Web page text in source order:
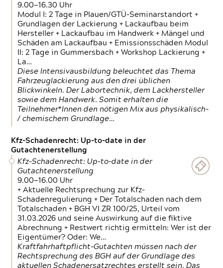
9.00—16.30 Uhr
Modul I: 2 Tage in Plauen/GTÜ-Seminarstandort +
Grundlagen der Lackierung + Lackaufbau beim
Hersteller + Lackaufbau im Handwerk + Mängel und
Schäden am Lackaufbau + Emissionsschäden Modul
II: 2 Tage in Gummersbach + Workshop Lackierung +
La…
Diese Intensivausbildung beleuchtet das Thema
Fahrzeuglackierung aus den drei üblichen
Blickwinkeln. Der Labortechnik, dem Lackhersteller
sowie dem Handwerk. Somit erhalten die
Teilnehmer*Innen den nötigen Mix aus physikalisch-
/ chemischem Grundlage…
Kfz-Schadenrecht: Up-to-date in der
Gutachtenerstellung
Kfz-Schadenrecht: Up-to-date in der
Gutachtenerstellung
9.00—16.00 Uhr
+ Aktuelle Rechtsprechung zur Kfz-
Schadenregulierung + Der Totalschaden nach dem
Totalschaden + BGH VI ZR 100/25, Urteil vom
31.03.2026 und seine Auswirkung auf die fiktive
Abrechnung + Restwert richtig ermitteln: Wer ist der
Eigentümer? Oder: We…
Kraftfahrhaftpflicht-Gutachten müssen nach der
Rechtsprechung des BGH auf der Grundlage des
aktuellen Schadenersatzrechtes erstellt sein. Das